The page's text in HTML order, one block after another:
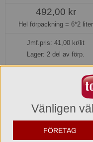
492,00 kr
Hel förpackning = 6*2 liter
Jmf.pris: 41,00 kr/lit
Lager: 2 del av förp.
Vänligen
FÖRETAG